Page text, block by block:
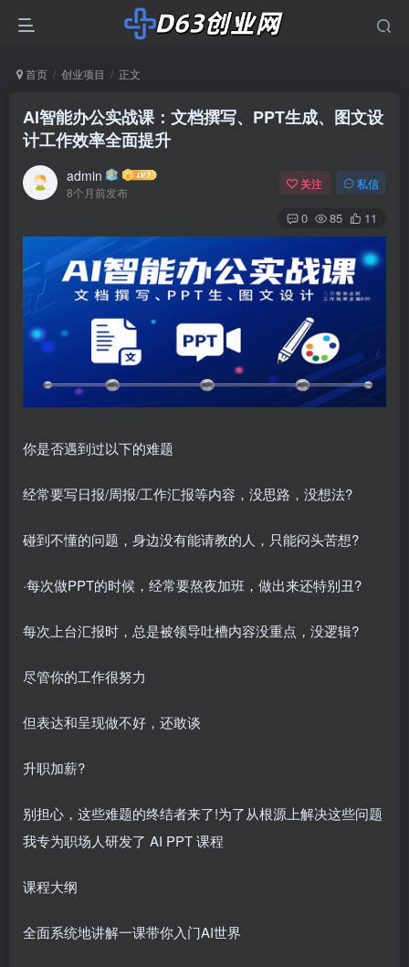
首页 创业项目 正文
AI智能办公实战课：文档撰写、PPT生成、图文设
计工作效率全面提升
admin
8个月前发布
关注 私信
0 85 11
你是否遇到过以下的难题
经常要写日报/周报/工作汇报等内容，没思路，没想法?
碰到不懂的问题，身边没有能请教的人，只能闷头苦想?
·每次做PPT的时候，经常要熬夜加班，做出来还特别丑?
每次上台汇报时，总是被领导吐槽内容没重点，没逻辑?
尽管你的工作很努力
但表达和呈现做不好，还敢谈
升职加薪?
别担心，这些难题的终结者来了!为了从根源上解决这些问题
我专为职场人研发了 AI PPT 课程
课程大纲
全面系统地讲解一课带你入门AI世界